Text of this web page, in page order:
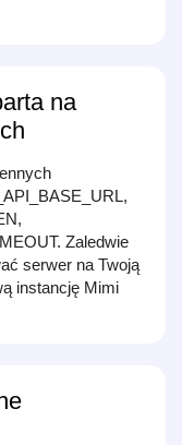
na
Zaledwie
serwer na Twoją
instancję Mimi